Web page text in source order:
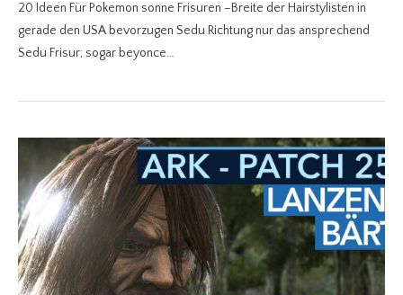
20 Ideen Für Pokemon sonne Frisuren –Breite der Hairstylisten in
gerade den USA bevorzugen Sedu Richtung nur das ansprechend
Sedu Frisur; sogar beyonce…